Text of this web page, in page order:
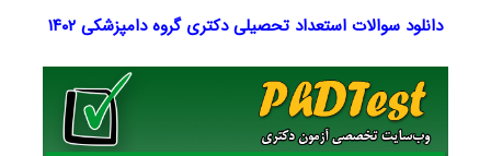
دانلود سوالات استعداد تحصیلی دکتری گروه دامپزشکی ۱۴۰۲